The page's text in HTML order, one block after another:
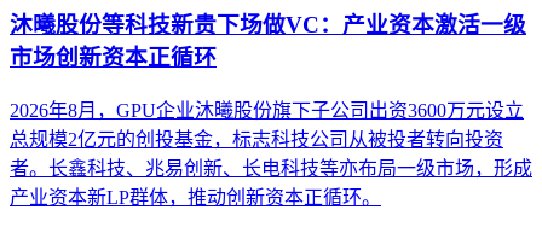
沐曦股份等科技新贵下场做VC：产业资本激活一级
市场创新资本正循环
2026年8月，GPU企业沐曦股份旗下子公司出资3600万元设立
总规模2亿元的创投基金，标志科技公司从被投者转向投资
者。长鑫科技、兆易创新、长电科技等亦布局一级市场，形成
产业资本新LP群体，推动创新资本正循环。